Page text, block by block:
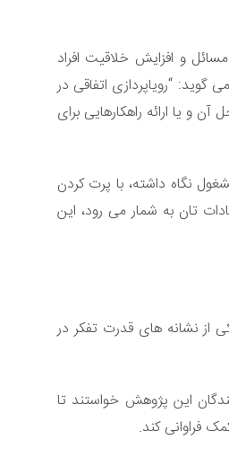
و افزایش خلاقیت افراد
گوید: “رویاپردازی اتفاقی در
یا ارائه راهکارهایی برای
نگاه داشته، با پرت کردن
تان به شمار می رود، این
از نشانه های قدرت تفکر در
این پژوهش خواستند تا
فراوانی کند.